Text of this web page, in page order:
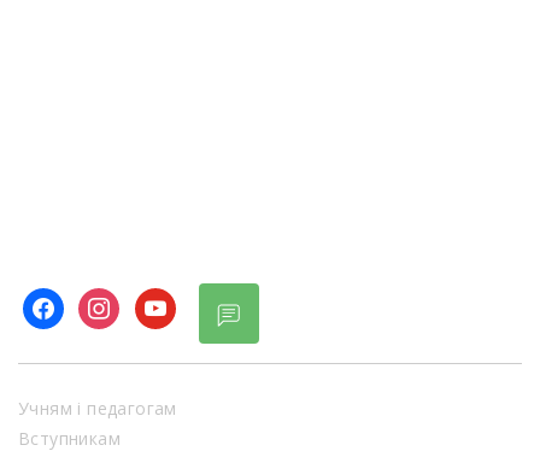
facebookinstagram
youtube
Учням і педагогам
Вступникам